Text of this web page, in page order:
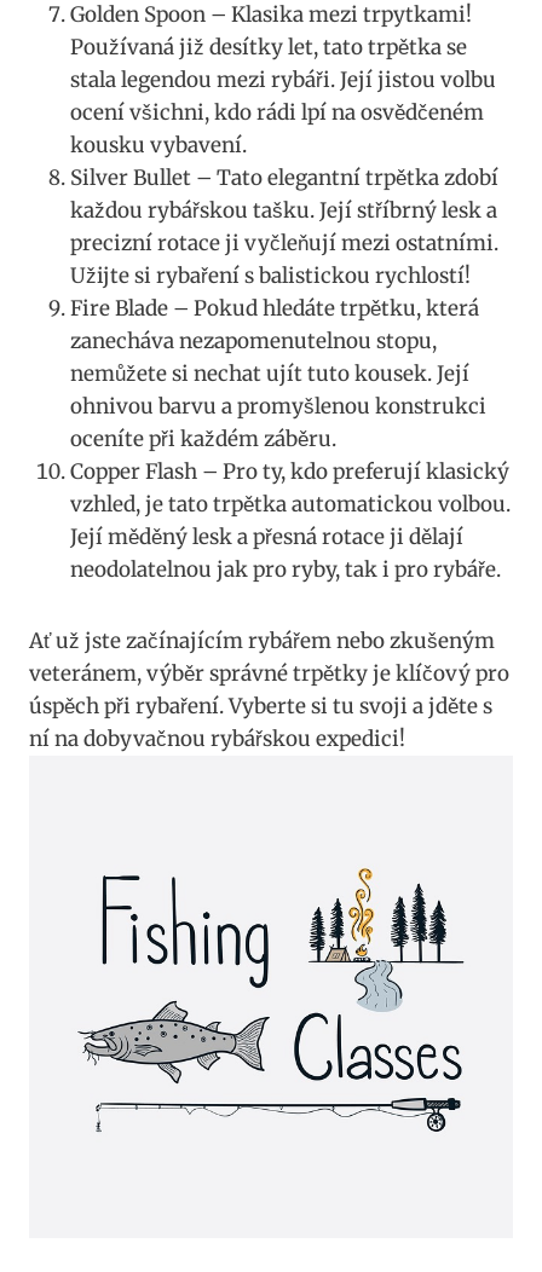
Golden Spoon – Klasika mezi trpytkami!
Používaná již ‌desítky let,‌ tato trpětka se
stala legendou mezi rybáři. Její jistou volbu
ocení všichni, kdo rádi lpí na osvědčeném
kousku vybavení.
Silver Bullet – Tato elegantní trpětka zdobí
každou rybářskou tašku. Její ⁣stříbrný lesk a
precizní ⁤rotace⁢ ji vyčleňují mezi ostatními.
Užijte si rybaření s balistickou rychlostí!
Fire Blade – Pokud hledáte trpětku, která
‌zanecháva nezapomenutelnou stopu,‍
nemůžete⁢ si nechat ujít tuto kousek.‌ Její ​
ohnivou barvu a promyšlenou konstrukci
oceníte při každém záběru.
Copper Flash – Pro ty, kdo⁣ preferují klasický
vzhled, je tato trpětka automatickou volbou.
Její měděný lesk a přesná ‌rotace ji dělají
neodolatelnou jak pro ryby, tak i pro rybáře.
Ať už jste začínajícím rybářem ​nebo zkušeným
veteránem, výběr správné trpětky je klíčový pro
úspěch při⁢ rybaření.⁢ Vyberte si tu svoji a jděte s
ní na dobyvačnou rybářskou expedici!